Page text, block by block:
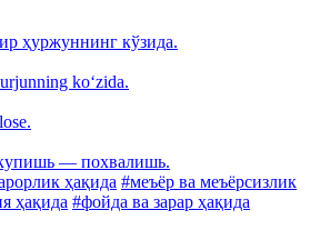
ҳуржуннинг кўзида.
ko‘zida.
— похвалишь.
ҳақида #меъёр ва меъёрсизлик
ҳақида #фойда ва зарар ҳақида